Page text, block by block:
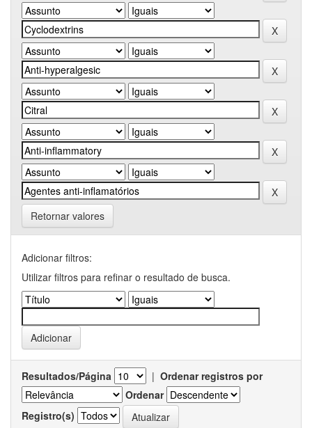
Retornar valores
Adicionar filtros:
Utilizar filtros para refinar o resultado de busca.
Resultados/Página | Ordenar registros por
Ordenar
Registro(s)